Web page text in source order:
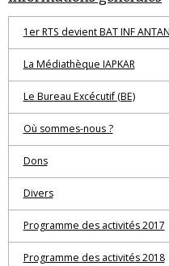
1er RTS devient BAT INF
La Médiathèque IAPKAR
Le Bureau Excécutif (BE)
Où sommes-nous ?
Dons
Divers
Programme des activités 2017
Programme des activités 2018